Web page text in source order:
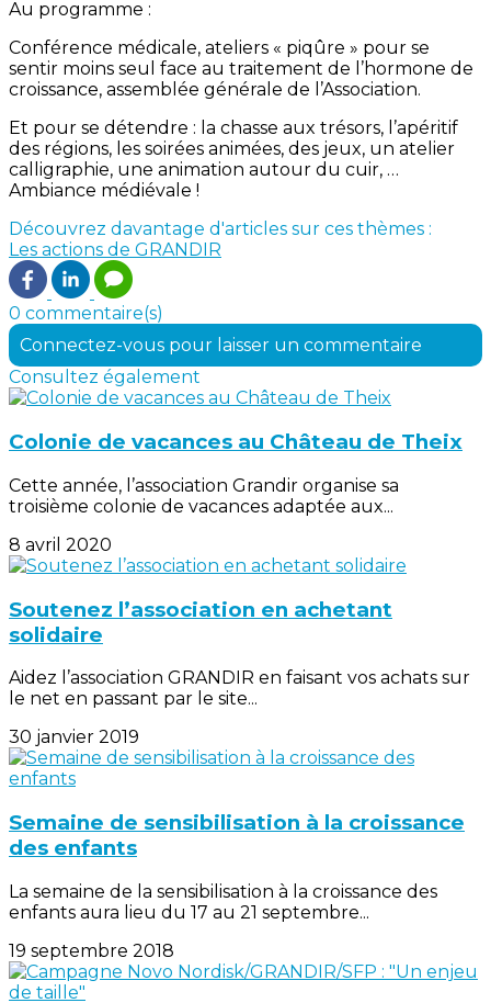
Au programme :
Conférence médicale, ateliers « piqûre » pour se
sentir moins seul face au traitement de l’hormone de
croissance, assemblée générale de l’Association.
Et pour se détendre : la chasse aux trésors, l’apéritif
des régions, les soirées animées, des jeux, un atelier
calligraphie, une animation autour du cuir, …
Ambiance médiévale !
Découvrez davantage d'articles sur ces thèmes :
Les actions de GRANDIR
0 commentaire(s)
Connectez-vous pour laisser un commentaire
Consultez également
Colonie de vacances au Château de Theix
Cette année, l’association Grandir organise sa
troisième colonie de vacances adaptée aux...
8 avril 2020
Soutenez l’association en achetant
solidaire
Aidez l’association GRANDIR en faisant vos achats sur
le net en passant par le site...
30 janvier 2019
Semaine de sensibilisation à la croissance
des enfants
La semaine de la sensibilisation à la croissance des
enfants aura lieu du 17 au 21 septembre...
19 septembre 2018